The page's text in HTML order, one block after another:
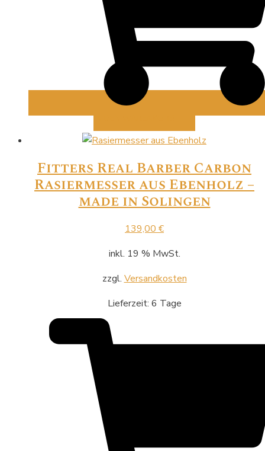
Fitters Real Barber Carbon
Rasiermesser aus Ebenholz –
made in Solingen
139,00€
inkl. 19 % MwSt.
zzgl.Versandkosten
Lieferzeit: 6 Tage